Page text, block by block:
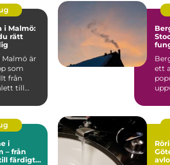
i Malmö:
rätt
Malmö är
som
från
till
ett
i
– från
färdigt